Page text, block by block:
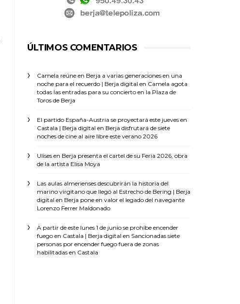
ÚLTIMOS COMENTARIOS
Camela reúne en Berja a varias generaciones en una
noche para el recuerdo | Berja digital en Camela agota
todas las entradas para su concierto en la Plaza de
Toros de Berja
El partido España-Austria se proyectará este jueves en
Castala | Berja digital en Berja disfrutará de siete
noches de cine al aire libre este verano 2026
Ulises en Berja presenta el cartel de su Feria 2026, obra
de la artista Elisa Moya
Las aulas almerienses descubrirán la historia del
marino virgitano que llegó al Estrecho de Bering | Berja
digital en Berja pone en valor el legado del navegante
Lorenzo Ferrer Maldonado
A partir de este lunes 1 de junio se prohíbe encender
fuego en Castala | Berja digital en Sancionadas siete
personas por encender fuego fuera de zonas
habilitadas en Castala